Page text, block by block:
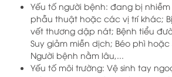
Yếu tố người bệnh: đang bị
phẫu thuật hoặc các vị trí khác;
vết thương dập nát; Bệnh tiểu
Suy giảm miễn dịch; Béo phì
Người bệnh nằm lâu,...
Yếu tố môi trường: Vệ sinh tay